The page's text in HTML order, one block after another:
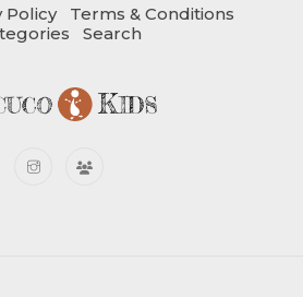
Policy
Terms & Conditions
Search